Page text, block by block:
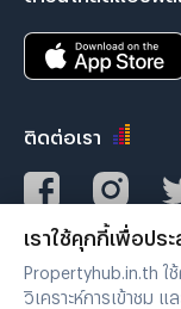
ติดต่อเรา
เราใช้คุกกี้เพื่อป
Propertyhub.in.th
วิเคราะห์การเข้าชม แ